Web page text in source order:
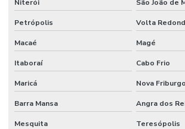
Empresa que terceiriza mao de obra
Empresa de serviço industrial
Empresa de terceirização de mão de obra
Empresas prestadoras de serviços de mão de
Empresas que terceirizam serviços de produção
Engenheiros terceirizados
Niterói São João de
Petrópolis Volta
Macaé Magé
Itaboraí Cabo Frio
Maricá Nova Friburgo
Barra Mansa Angra dos
Mesquita Teresópolis